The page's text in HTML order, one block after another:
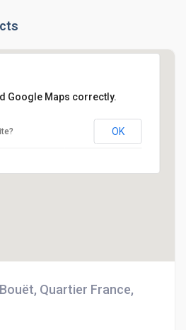
Google Maps correctly.
OK
Quartier France,